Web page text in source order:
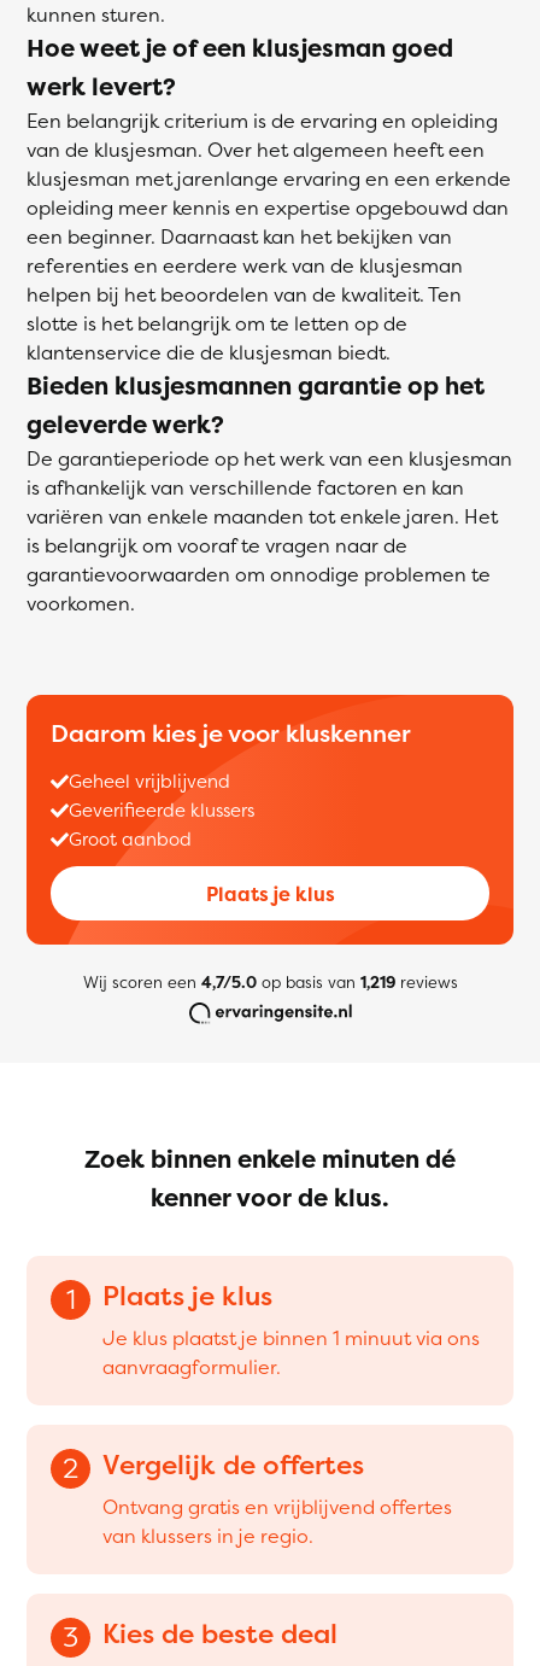
kunnen sturen.
Hoe weet je of een klusjesman goed
werk levert?
Een belangrijk criterium is de ervaring en opleiding
van de klusjesman. Over het algemeen heeft een
klusjesman met jarenlange ervaring en een erkende
opleiding meer kennis en expertise opgebouwd dan
een beginner. Daarnaast kan het bekijken van
referenties en eerdere werk van de klusjesman
helpen bij het beoordelen van de kwaliteit. Ten
slotte is het belangrijk om te letten op de
klantenservice die de klusjesman biedt.
Bieden klusjesmannen garantie op het
geleverde werk?
De garantieperiode op het werk van een klusjesman
is afhankelijk van verschillende factoren en kan
variëren van enkele maanden tot enkele jaren. Het
is belangrijk om vooraf te vragen naar de
garantievoorwaarden om onnodige problemen te
voorkomen.
Daarom kies je voor kluskenner
Geheel vrijblijvend
Geverifieerde klussers
Groot aanbod
Plaats je klus
Wij scoren een 4,7/5.0op basis van 1,219reviews
Zoek binnen enkele minuten dé
kenner voor de klus.
1 Plaats je klus
Je klus plaatst je binnen 1 minuut via ons
aanvraagformulier.
2 Vergelijk de offertes
Ontvang gratis en vrijblijvend offertes
van klussers in je regio.
3 Kies de beste deal